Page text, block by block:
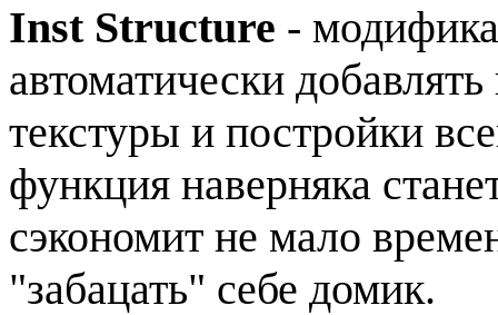
Inst Structure -
автоматически
текстуры и постройки
функция наверняка
сэкономит не мало
"забацать" себе домик.